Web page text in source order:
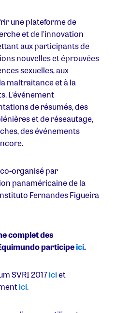
une plateforme de
et de l'innovation
aux participants de
nouvelles et éprouvées
sexuelles, aux
maltraitance et à la
L'événement
de résumés, des
et de réseautage,
des événements
co-organisé par
panaméricaine de la
Fernandes Figueira
complet des
participeici.
SVRI 2017iciet
ici.